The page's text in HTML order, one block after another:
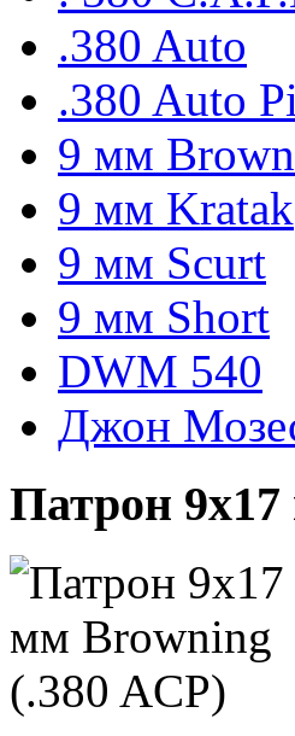
.380 Auto
.380 Auto
9 мм
9 мм Kratak
9 мм Scurt
9 мм Short
DWM 540
Джон
Патрон